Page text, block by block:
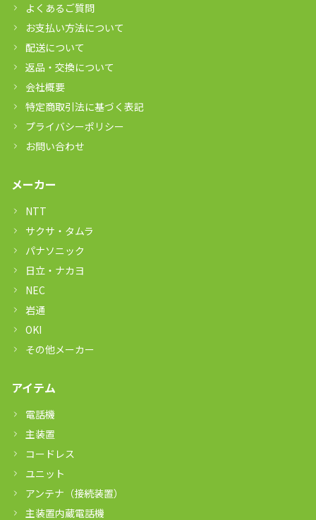
よくあるご質問
お支払い方法について
配送について
返品・交換について
会社概要
特定商取引法に基づく表記
プライバシーポリシー
お問い合わせ
メーカー
NTT
サクサ・タムラ
パナソニック
日立・ナカヨ
NEC
岩通
OKI
その他メーカー
アイテム
電話機
主装置
コードレス
ユニット
アンテナ（接続装置）
主装置内蔵電話機